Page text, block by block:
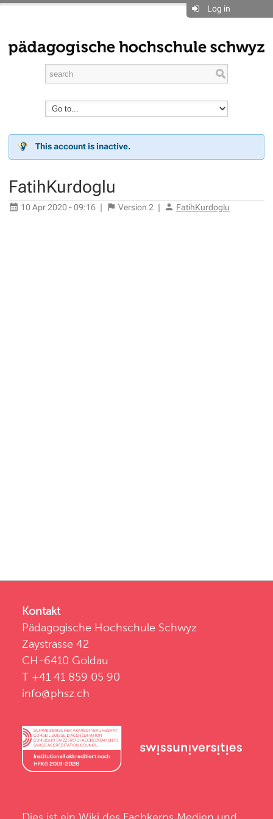
Log in
This account is inactive.
FatihKurdoglu
10 Apr 2020 - 09:16 | Version 2 | FatihKurdoglu
Kontakt
Pädagogische Hochschule Schwyz
Zaystrasse 42
CH-6410 Goldau
T +41 41 859 05 90
info@phsz.ch